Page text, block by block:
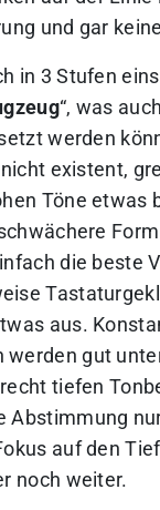
und gar
in 3 Stufen
“, was
werden
existent,
Töne etwas
die beste
aus.
werden gut
tiefen
Abstimmung
auf den
noch weiter.